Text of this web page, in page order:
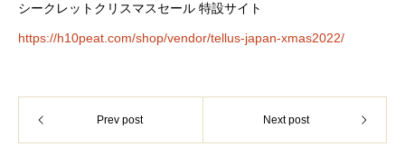
シークレットクリスマスセール 特設サイト
https://h10peat.com/shop/vendor/tellus-japan-xmas2022/
Prev post Next post